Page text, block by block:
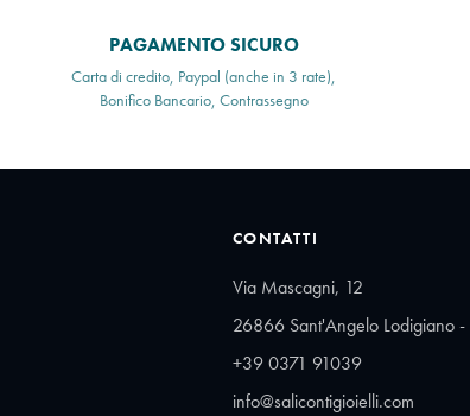
PAGAMENTO SICURO
Carta di credito, Paypal (anche in 3 rate),
Bonifico Bancario, Contrassegno
CONTATTI
Via Mascagni, 12
26866 Sant'Angelo Lodigiano -
+39 0371 91039
info@salicontigioielli.com